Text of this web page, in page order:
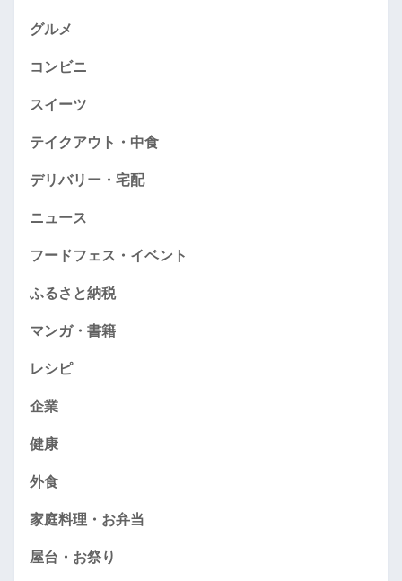
グルメ
コンビニ
スイーツ
テイクアウト・中食
デリバリー・宅配
ニュース
フードフェス・イベント
ふるさと納税
マンガ・書籍
レシピ
企業
健康
外食
家庭料理・お弁当
屋台・お祭り